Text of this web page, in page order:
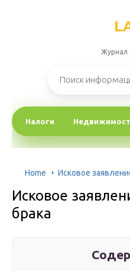
Журнал
Налоги
Home Исковое
Исковое
брака